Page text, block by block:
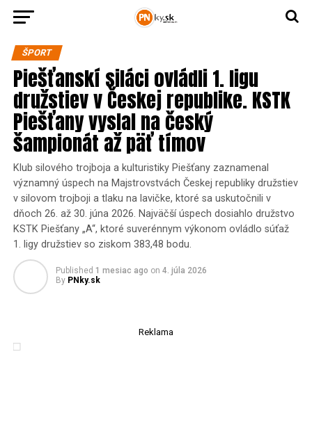
ŠPORT
Piešťanskí siláci ovládli 1. ligu
družstiev v Českej republike. KSTK
Piešťany vyslal na český
šampionát až päť tímov
Klub silového trojboja a kulturistiky Piešťany zaznamenal
významný úspech na Majstrovstvách Českej republiky družstiev
v silovom trojboji a tlaku na lavičke, ktoré sa uskutočnili v
dňoch 26. až 30. júna 2026. Najväčší úspech dosiahlo družstvo
KSTK Piešťany „A“, ktoré suverénnym výkonom ovládlo súťaž
1. ligy družstiev so ziskom 383,48 bodu.
Published 1 mesiac ago on 4. júla 2026
By PNky.sk
Reklama